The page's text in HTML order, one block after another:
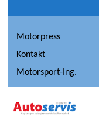
Motorpress
Kontakt
Motorsport-Ing.